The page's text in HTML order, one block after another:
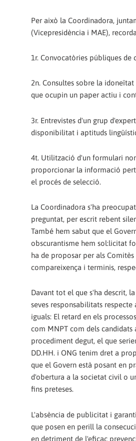
Per això la Coordinadora,
(Vicepresidència i MAE),
1r. Convocatòries públiques
2n. Consultes sobre la
que ocupin un paper actiu i
3r. Entrevistes d'un grup
disponibilitat i aptituds
4t. Utilització d'un formulari
proporcionar la informació
el procés de selecció.
La Coordinadora s'ha
preguntat, per escrit rebent
També hem sabut que el
obscurantisme hem sol:licitat
ha de proposar per als
compareixença i terminis,
Davant tot el que s'ha descrit,
seves responsabilitats
iguals: El retard en els
com MNPT com dels candidats
procediment degut, el que
DD.HH. i ONG tenim dret a
que el Govern està posant en
d'obertura a la societat civil o
fins preteses.
L'absència de publicitat i
que posen en perill la
en detriment de l'eficaç